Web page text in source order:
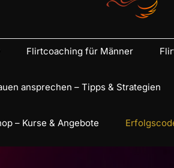
Flirtcoaching für Männer
ansprechen – Tipps & Strategien
– Kurse & Angebote